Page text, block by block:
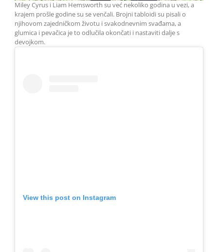
Miley Cyrus i Liam Hemsworth su već nekoliko godina u vezi, a
krajem prošle godine su se venčali. Brojni tabloidi su pisali o
njihovom zajedničkom životu i svakodnevnim svađama, a
glumica i pevačica je to odlučila okončati i nastaviti dalje s
devojkom.
View this post on Instagram